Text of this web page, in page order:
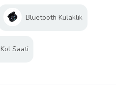
Bluetooth Kulaklık
Kol Saati